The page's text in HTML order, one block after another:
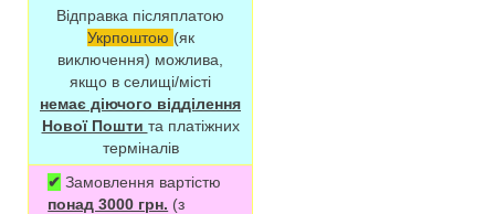
Відправка післяплатою
Укрпоштою (як
виключення) можлива,
якщо в селищі/місті
немає діючого відділення
Нової Пошти та платіжних
терміналів
✔ Замовлення вартістю
понад 3000 грн. (з